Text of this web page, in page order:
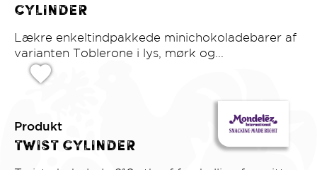
Cylinder
Lækre enkeltindpakkede minichokoladebarer af
varianten Toblerone i lys, mørk og...
Produkt
Twist cylinder